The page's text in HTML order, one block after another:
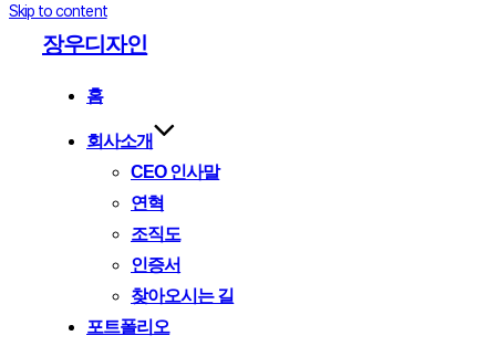
Skip to content
장우디자인
홈
회사소개
CEO 인사말
연혁
조직도
인증서
찾아오시는 길
포트폴리오